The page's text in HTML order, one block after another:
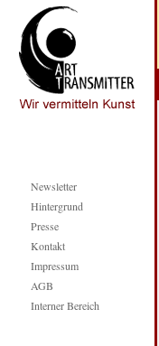
Newsletter
Hintergrund
Presse
Kontakt
Impressum
AGB
Interner Bereich